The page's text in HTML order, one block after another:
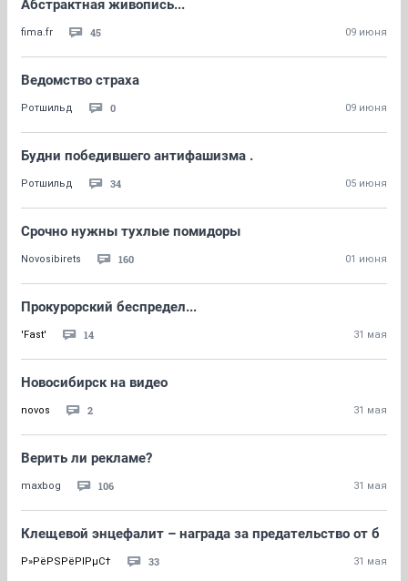
Абстрактная живопись...
fima.fr 45 09 июня
Ведомство страха
Ротшильд 0 09 июня
Будни победившего антифашизма .
Ротшильд 34 05 июня
Срочно нужны тухлые помидоры
Novosibirets 160 01 июня
Прокурорский беспредел...
'Fast' 14 31 мая
Новосибирск на видео
novos 2 31 мая
Верить ли рекламе?
maxbog 106 31 мая
Клещевой энцефалит – награда за предательство от б
Р»РёРЅРёРІРµС† 33 31 мая